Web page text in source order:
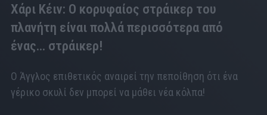
Χάρι Κέιν: Ο κορυφαίος στράικερ του
πλανήτη είναι πολλά περισσότερα από
ένας... στράικερ!
Ο Άγγλος επιθετικός αναιρεί την πεποίθηση ότι ένα
γέρικο σκυλί δεν μπορεί να μάθει νέα κόλπα!